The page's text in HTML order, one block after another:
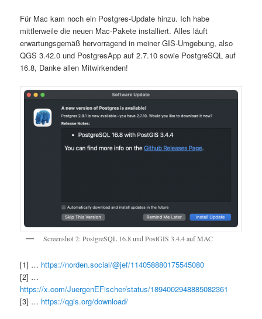
Für Mac kam noch ein Postgres-Update hinzu. Ich habe
mittlerweile die neuen Mac-Pakete installiert. Alles läuft
erwartungsgemäß hervorragend in meiner GIS-Umgebung, also
QGS 3.42.0 und PostgresApp auf 2.7.10 sowie PostgreSQL auf
16.8, Danke allen Mitwirkenden!
Screenshot 2: PostgreSQL 16.8 und PostGIS 3.4.4 auf MAC
[1] … https://norden.social/@jef/114058880175545080
[2] …
https://x.com/JuergenEFischer/status/1894002948885082361
[3] … https://qgis.org/download/